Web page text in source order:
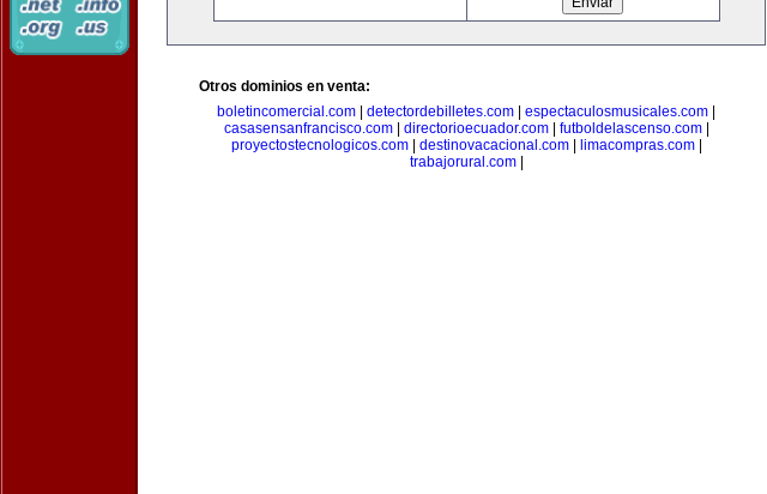
Otros dominios en venta:
boletincomercial.com
detectordebilletes.com espectaculosmusicales.com
casasensanfrancisco.com| directorioecuador.com| futboldelascenso.com|
proyectostecnologicos.com| destinovacacional.com| limacompras.com|
trabajorural.com|